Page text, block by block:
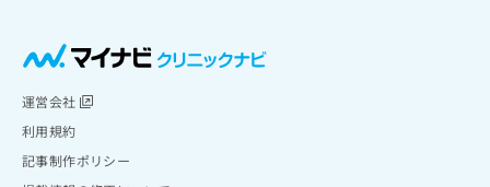
運営会社
利用規約
記事制作ポリシー